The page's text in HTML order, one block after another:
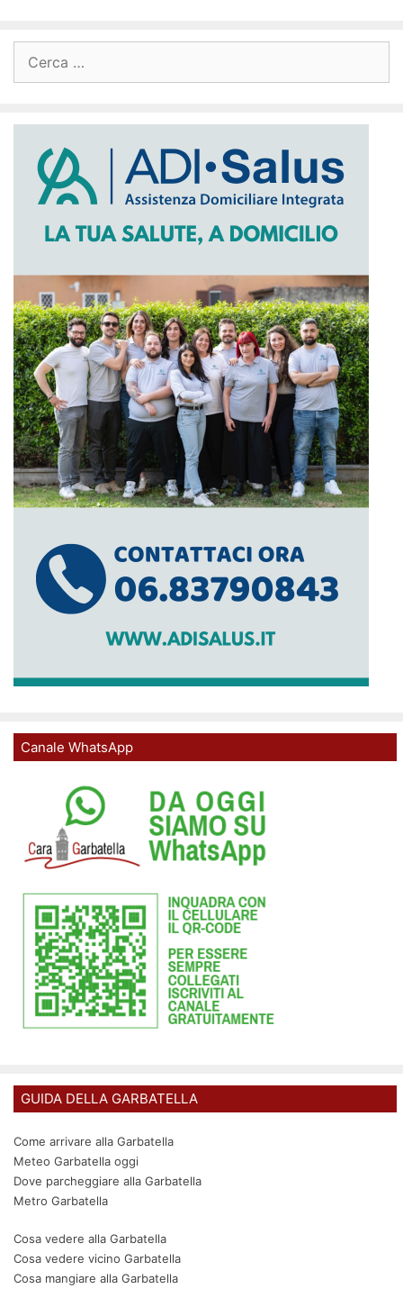
per:
Canale WhatsApp
GUIDA DELLA GARBATELLA
Come arrivare alla Garbatella
Meteo Garbatella oggi
Dove parcheggiare alla Garbatella
Metro Garbatella
Cosa vedere alla Garbatella
Cosa vedere vicino Garbatella
Cosa mangiare alla Garbatella